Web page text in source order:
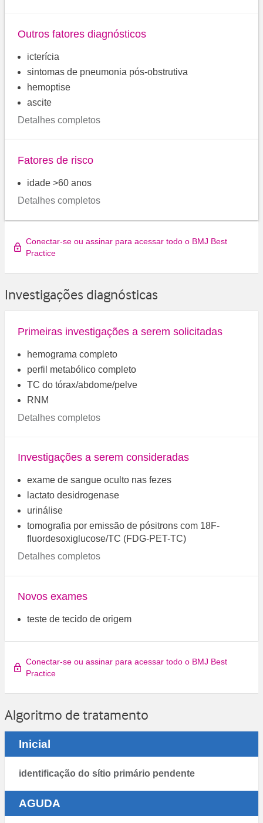
Outros fatores diagnósticos
icterícia
sintomas de pneumonia pós-obstrutiva
hemoptise
ascite
Detalhes completos
Fatores de risco
idade >60 anos
Detalhes completos
Conectar-se ou assinar para acessar todo o BMJ Best
Practice
Investigações diagnósticas
Primeiras investigações a serem solicitadas
hemograma completo
perfil metabólico completo
TC do tórax/abdome/pelve
RNM
Detalhes completos
Investigações a serem consideradas
exame de sangue oculto nas fezes
lactato desidrogenase
urinálise
tomografia por emissão de pósitrons com 18F-
fluordesoxiglucose/TC (FDG-PET-TC)
Detalhes completos
Novos exames
teste de tecido de origem
Conectar-se ou assinar para acessar todo o BMJ Best
Practice
Algoritmo de tratamento
Inicial
identificação do sítio primário pendente
AGUDA